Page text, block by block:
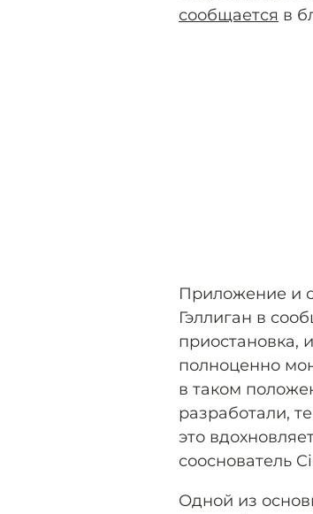
сообщается в
Приложение и
Гэллиган в
приостановка,
полноценно
в таком
разработали,
это
сооснователь
Одной из